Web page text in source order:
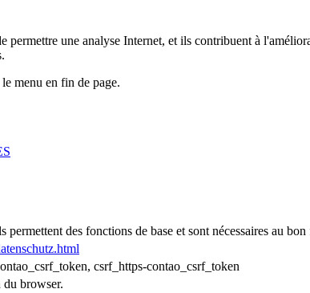
permettre une analyse Internet, et ils contribuent à
menu en fin de page.
permettent des fonctions de base et sont nécessaires au
csrf_https-contao_csrf_token
du browser.